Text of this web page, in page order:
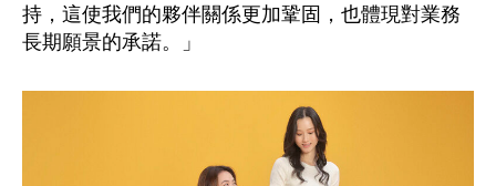
持，這使我們的夥伴關係更加鞏固，也體現對業務
長期願景的承諾。」